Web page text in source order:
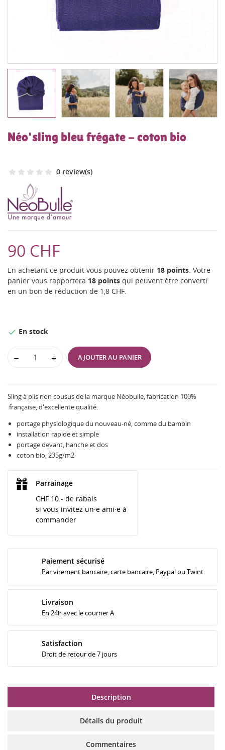
Néo'sling bleu frégate - coton bio
0 review(s)
90 CHF
En achetant ce produit vous pouvez obtenir 18 points. Votre
panier vous rapportera 18 points qui peuvent être converti
en un bon de réduction de 1,8 CHF.
 En stock
AJOUTER AU PANIER
Sling à plis non cousus de la marque Néobulle, fabrication 100%
française, d'excellente qualité.
portage physiologique du nouveau-né, comme du bambin
installation rapide et simple
portage devant, hanche et dos
coton bio, 235g/m2
Parrainage
CHF 10.- de rabais
si vous invitez un·e ami·e à
commander
Paiement sécurisé
Par virement bancaire, carte bancaire, Paypal ou Twint
Livraison
En 24h avec le courrier A
Satisfaction
Droit de retour de 7 jours
Description
Détails du produit
Commentaires